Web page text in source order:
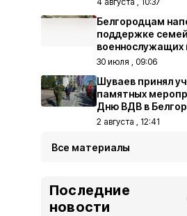
Белгородцам
поддержке семей
военнослужащих
30 июля , 09:06
Шуваев принял
памятных
Дню ВДВ в
2 августа , 12:41
Все материалы
Последние
новости